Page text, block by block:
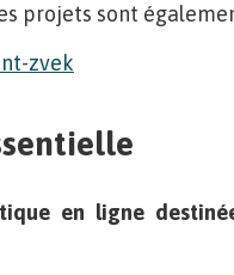
projets sont
en ligne